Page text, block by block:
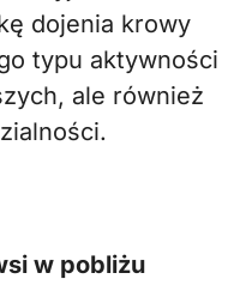
dojenia krowy
typu aktywności
ale również
w pobliżu